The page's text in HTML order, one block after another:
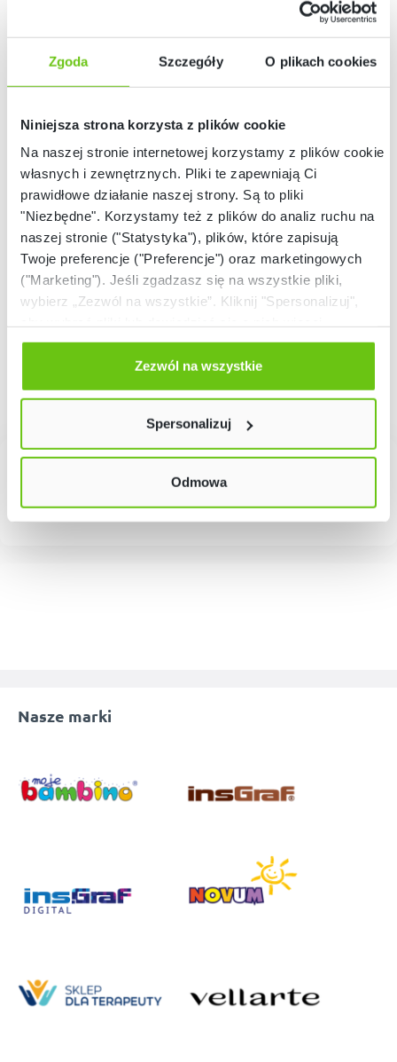
Zgoda Szczegóły O plikach cookies
Niniejsza strona korzysta z plików cookie
Na naszej stronie internetowej korzystamy z plików cookie:
własnych i zewnętrznych. Pliki te zapewniają Ci
prawidłowe działanie naszej strony. Są to pliki
"Niezbędne". Korzystamy też z plików do analiz ruchu na
naszej stronie ("Statystyka"), plików, które zapisują
Twoje preferencje ("Preferencje") oraz marketingowych
("Marketing"). Jeśli zgadzasz się na wszystkie pliki,
wybierz „Zezwól na wszystkie”. Kliknij "Spersonalizuj",
Odmów zgody poprzez przycisk „Odmowa”. Wtedy
użyjemy tylko plików niezbędnych dla naszej strony.
Twój wybór możesz zmienić przez kliknięcie przycisku w
Polityce prywatności
Zezwól na wszystkie
Spersonalizuj
Odmowa
Dostępny na
zamówienie
Pakiet English For
Fun – klasy 1-4 do
Magicznego Dywanu
4.0 i Kinebi 5.0
Kod produktu:821053N
1 399,90 zł
Dostępny
Pakiet EDU Magia
Świąt do Magicznego
Dywanu 4.0 i Kinebi
5.0
Kod produktu:821066N
1 749,90 zł
Nasze marki